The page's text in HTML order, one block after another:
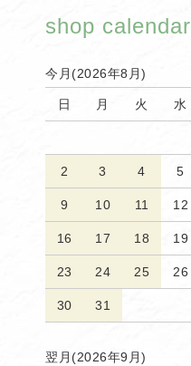
shop calendar
今月(2026年8月)
日 月 火 水
2 3 4 5
9 10 11 12
16 17 18 19
23 24 25 26
30 31
翌月(2026年9月)